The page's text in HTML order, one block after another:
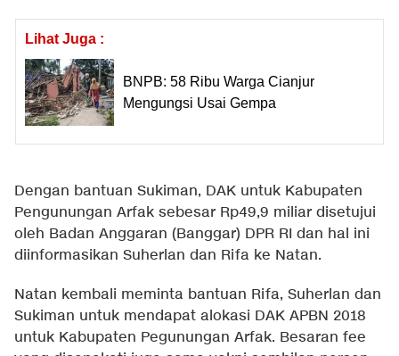
Lihat Juga :
BNPB: 58 Ribu Warga Cianjur
Mengungsi Usai Gempa
Dengan bantuan Sukiman, DAK untuk Kabupaten
Pengunungan Arfak sebesar Rp49,9 miliar disetujui
oleh Badan Anggaran (Banggar) DPR RI dan hal ini
diinformasikan Suherlan dan Rifa ke Natan.
Natan kembali meminta bantuan Rifa, Suherlan dan
Sukiman untuk mendapat alokasi DAK APBN 2018
untuk Kabupaten Pegunungan Arfak. Besaran fee